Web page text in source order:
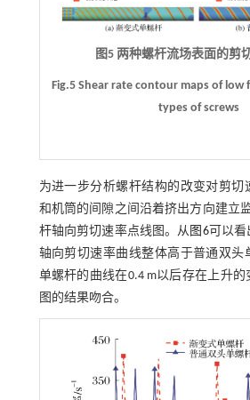
图5 两种螺杆流场表面的剪
Fig.5 Shear rate contour maps of low
types of screws
为进一步分析螺杆结构的改变对剪切
和机筒的间隙之间沿着挤出方向建立监
杆轴向剪切速率点线图。从图6可以看
轴向剪切速率曲线整体高于普通双头
单螺杆的曲线在0.4 m以后存在上升
图的结果吻合。